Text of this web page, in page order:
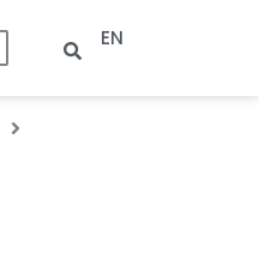
EN